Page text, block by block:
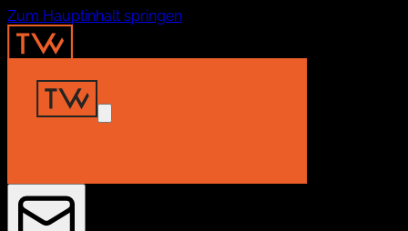
Zum Hauptinhalt springen
Home
Insights
Projekte